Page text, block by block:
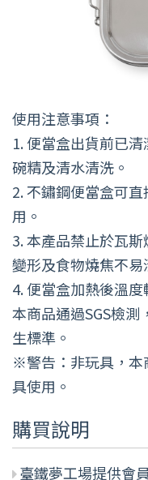
使用注意事項：
1. 便當盒出貨前已
碗精及清水清洗。
2. 不鏽鋼便當盒可
用。
3. 本產品禁止於瓦
變形及食物燒焦不易
4. 便當盒加熱後溫
本商品通過SGS檢
生標準。
※警告：非玩具，本
具使用。
購買說明
臺鐵夢工場提供會